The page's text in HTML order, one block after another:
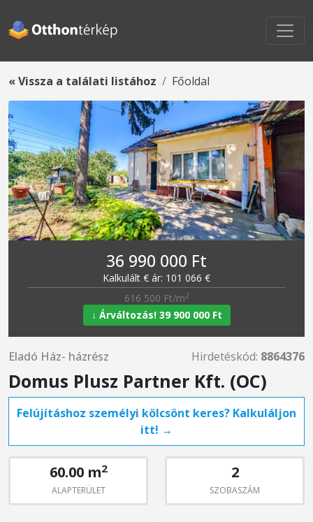
« Vissza a találati listához Főoldal
36 990 000 Ft
Kalkulált € ár: 101 066 €
616 500 Ft/m2
↓ Árváltozás! 39 900 000 Ft
Eladó Ház- házrész Hirdetéskód: 8864376
Domus Plusz Partner Kft. (OC)
Felújításhoz személyi kölcsönt keres? Kalkuláljon
itt! →
60.00 m2
ALAPTERÜLET
2
SZOBASZÁM